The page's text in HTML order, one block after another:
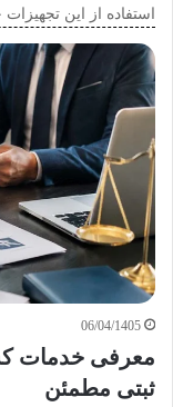
استفاده از این
06/04/1405
معرفی خدمات
ثبتی مطمئن